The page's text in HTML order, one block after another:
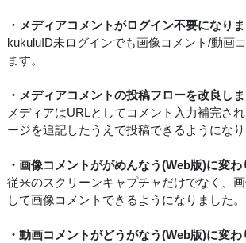
・メディアコメントがログイン不要になり
kukuluID未ログインでも画像コメント/動画
ます。
・メディアコメントの投稿フローを改良し
メディアはURLとしてコメント入力補完さ
ージを追記したうえで投稿できるようになり
・画像コメントががめんなう(Web版)に変わ
従来のスクリーンキャプチャだけでなく、
して画像コメントできるようになりました。
・動画コメントがどうがなう(Web版)に変わ